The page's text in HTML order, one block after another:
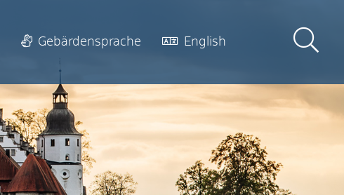
Gebärdensprache English